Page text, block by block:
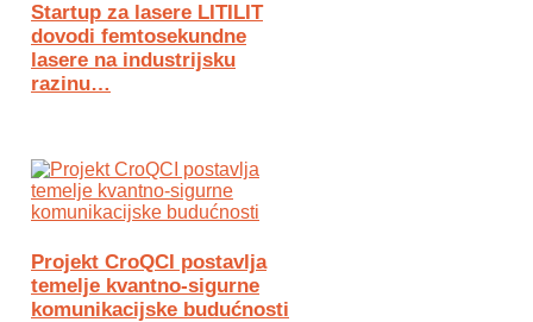
Startup za lasere LITILIT
dovodi femtosekundne
lasere na industrijsku
razinu…
Projekt CroQCI postavlja
temelje kvantno-sigurne
komunikacijske budućnosti